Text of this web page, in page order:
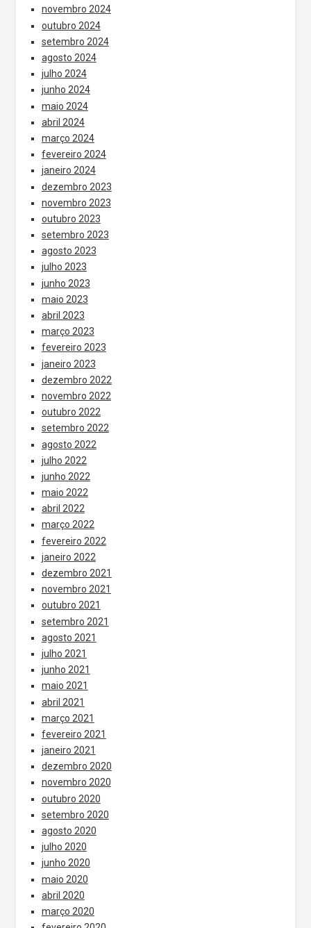
novembro 2024
outubro 2024
setembro 2024
agosto 2024
julho 2024
junho 2024
maio 2024
abril 2024
março 2024
fevereiro 2024
janeiro 2024
dezembro 2023
novembro 2023
outubro 2023
setembro 2023
agosto 2023
julho 2023
junho 2023
maio 2023
abril 2023
março 2023
fevereiro 2023
janeiro 2023
dezembro 2022
novembro 2022
outubro 2022
setembro 2022
agosto 2022
julho 2022
junho 2022
maio 2022
abril 2022
março 2022
fevereiro 2022
janeiro 2022
dezembro 2021
novembro 2021
outubro 2021
setembro 2021
agosto 2021
julho 2021
junho 2021
maio 2021
abril 2021
março 2021
fevereiro 2021
janeiro 2021
dezembro 2020
novembro 2020
outubro 2020
setembro 2020
agosto 2020
julho 2020
junho 2020
maio 2020
abril 2020
março 2020